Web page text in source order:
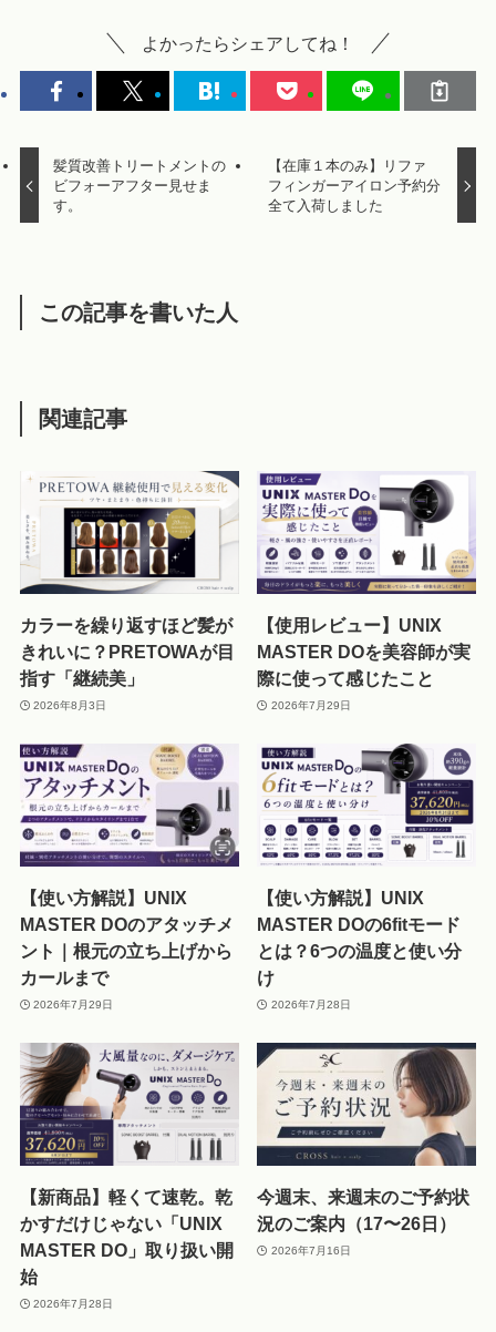
よかったらシェアしてね！
髪質改善トリートメントの
ビフォーアフター見せま
す。
【在庫１本のみ】リファ
フィンガーアイロン予約分
全て入荷しました
この記事を書いた人
関連記事
カラーを繰り返すほど髪が
きれいに？PRETOWAが目
指す「継続美」
2026年8月3日
【使用レビュー】UNIX
MASTER DOを美容師が実
際に使って感じたこと
2026年7月29日
【使い方解説】UNIX
MASTER DOのアタッチメ
ント｜根元の立ち上げから
カールまで
2026年7月29日
【使い方解説】UNIX
MASTER DOの6fitモード
とは？6つの温度と使い分
け
2026年7月28日
【新商品】軽くて速乾。乾
かすだけじゃない「UNIX
MASTER DO」取り扱い開
始
2026年7月28日
今週末、来週末のご予約状
況のご案内（17〜26日）
2026年7月16日